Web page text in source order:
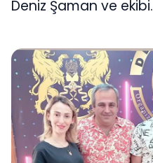
Deniz Şaman ve ekibi.